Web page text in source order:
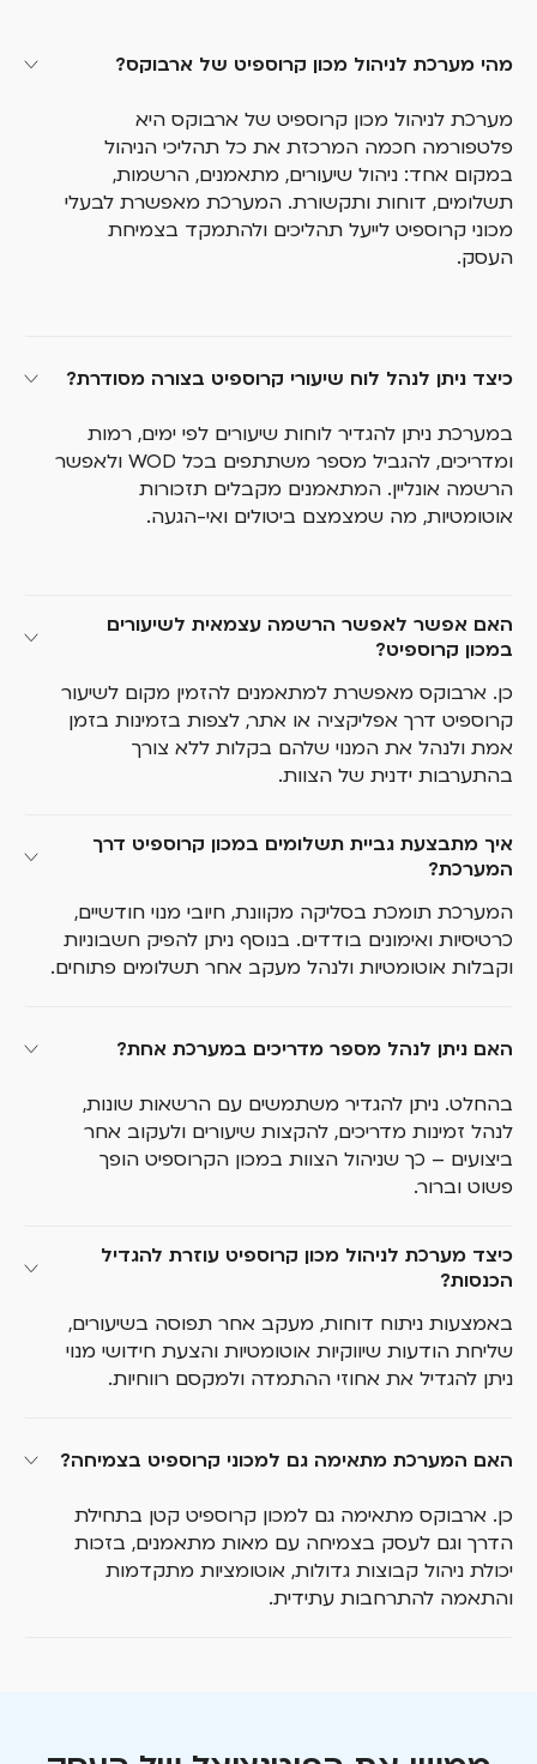
מהי מערכת לניהול מכון קרוספיט של ארבוקס?
מערכת לניהול מכון קרוספיט של ארבוקס היא
פלטפורמה חכמה המרכזת את כל תהליכי הניהול
במקום אחד: ניהול שיעורים, מתאמנים, הרשמות,
תשלומים, דוחות ותקשורת. המערכת מאפשרת לבעלי
מכוני קרוספיט לייעל תהליכים ולהתמקד בצמיחת
העסק.
כיצד ניתן לנהל לוח שיעורי קרוספיט בצורה מסודרת?
במערכת ניתן להגדיר לוחות שיעורים לפי ימים, רמות
ומדריכים, להגביל מספר משתתפים בכל WOD ולאפשר
הרשמה אונליין. המתאמנים מקבלים תזכורות
אוטומטיות, מה שמצמצם ביטולים ואי-הגעה.
האם אפשר לאפשר הרשמה עצמאית לשיעורים
במכון קרוספיט?
כן. ארבוקס מאפשרת למתאמנים להזמין מקום לשיעור
קרוספיט דרך אפליקציה או אתר, לצפות בזמינות בזמן
אמת ולנהל את המנוי שלהם בקלות ללא צורך
בהתערבות ידנית של הצוות.
איך מתבצעת גביית תשלומים במכון קרוספיט דרך
המערכת?
המערכת תומכת בסליקה מקוונת, חיובי מנוי חודשיים,
כרטיסיות ואימונים בודדים. בנוסף ניתן להפיק חשבוניות
וקבלות אוטומטיות ולנהל מעקב אחר תשלומים פתוחים.
האם ניתן לנהל מספר מדריכים במערכת אחת?
בהחלט. ניתן להגדיר משתמשים עם הרשאות שונות,
לנהל זמינות מדריכים, להקצות שיעורים ולעקוב אחר
ביצועים – כך שניהול הצוות במכון הקרוספיט הופך
פשוט וברור.
כיצד מערכת לניהול מכון קרוספיט עוזרת להגדיל
הכנסות?
באמצעות ניתוח דוחות, מעקב אחר תפוסה בשיעורים,
שליחת הודעות שיווקיות אוטומטיות והצעת חידושי מנוי
ניתן להגדיל את אחוזי ההתמדה ולמקסם רווחיות.
האם המערכת מתאימה גם למכוני קרוספיט בצמיחה?
כן. ארבוקס מתאימה גם למכון קרוספיט קטן בתחילת
הדרך וגם לעסק בצמיחה עם מאות מתאמנים, בזכות
יכולת ניהול קבוצות גדולות, אוטומציות מתקדמות
והתאמה להתרחבות עתידית.